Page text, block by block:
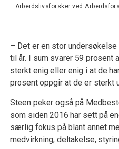
Arbeidslivsforsker ved
– Det er en stor
til år. I sum svarer 59 prosent
sterkt enig eller enig i at de
prosent oppgir at de er sterkt
Steen peker også på
som siden 2016 har sett på
særlig fokus på blant annet
medvirkning, deltakelse,